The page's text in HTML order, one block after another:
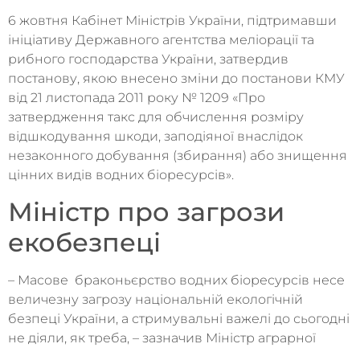
6 жовтня Кабінет Міністрів України, підтримавши
ініціативу Державного агентства меліорації та
рибного господарства України, затвердив
постанову, якою внесено зміни до постанови КМУ
від 21 листопада 2011 року № 1209 «Про
затвердження такс для обчислення розміру
відшкодування шкоди, заподіяної внаслідок
незаконного добування (збирання) або знищення
цінних видів водних біоресурсів».
Міністр про загрози
екобезпеці
– Масове браконьєрство водних біоресурсів несе
величезну загрозу національній екологічній
безпеці України, а стримувальні важелі до сьогодні
не діяли, як треба, – зазначив Міністр аграрної